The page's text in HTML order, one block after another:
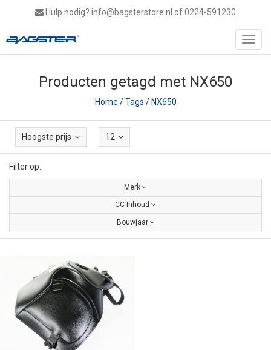
Hulp nodig? info@bagsterstore.nl of 0224-591230
Producten getagd met NX650
Home /Tags /NX650
Hoogste prijs 12
Filter op:
Merk
CC Inhoud
Bouwjaar